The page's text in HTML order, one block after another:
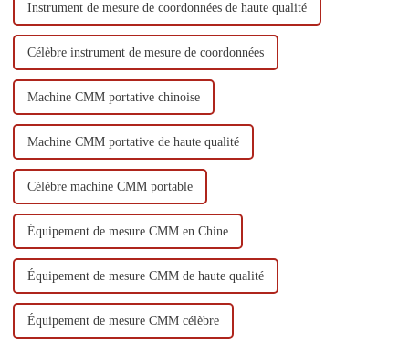
Instrument de mesure de coordonnées de haute qualité
Célèbre instrument de mesure de coordonnées
Machine CMM portative chinoise
Machine CMM portative de haute qualité
Célèbre machine CMM portable
Équipement de mesure CMM en Chine
Équipement de mesure CMM de haute qualité
Équipement de mesure CMM célèbre